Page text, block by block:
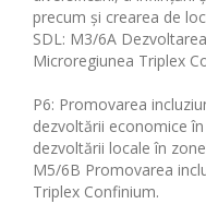
precum și crearea de
SDL: M3/6A
Microregiunea Triplex
P6: Promovarea
dezvoltării economice
dezvoltării locale în
M5/6B Promovarea
Triplex Confinium.